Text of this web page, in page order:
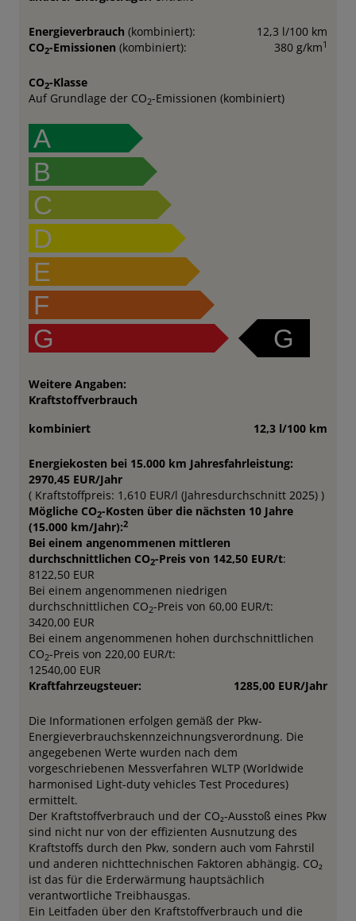
Energieverbrauch (kombiniert):
12,3 l/100 km
CO2-Emissionen (kombiniert): 380 g/km1
CO2-Klasse
Auf Grundlage der CO2-Emissionen (kombiniert)
A
B
C
D
E
F
G
G
Weitere Angaben:
Kraftstoffverbrauch
kombiniert
12,3 l/100 km
Energiekosten bei 15.000 km Jahresfahrleistung:
2970,45 EUR/Jahr
( Kraftstoffpreis: 1,610 EUR/l (Jahresdurchschnitt 2025) )
Mögliche CO2-Kosten über die nächsten 10 Jahre
(15.000 km/Jahr):2
Bei einem angenommenen mittleren
durchschnittlichen CO2-Preis von 142,50 EUR/t:
8122,50 EUR
Bei einem angenommenen niedrigen
durchschnittlichen CO2-Preis von 60,00 EUR/t:
3420,00 EUR
Bei einem angenommenen hohen durchschnittlichen
CO2-Preis von 220,00 EUR/t:
12540,00 EUR
Kraftfahrzeugsteuer:
1285,00 EUR/Jahr
Die Informationen erfolgen gemäß der Pkw-
Energieverbrauchskennzeichnungsverordnung. Die
angegebenen Werte wurden nach dem
vorgeschriebenen Messverfahren WLTP (Worldwide
harmonised Light-duty vehicles Test Procedures)
ermittelt.
Der Kraftstoffverbrauch und der CO₂-Ausstoß eines Pkw
sind nicht nur von der effizienten Ausnutzung des
Kraftstoffs durch den Pkw, sondern auch vom Fahrstil
und anderen nichttechnischen Faktoren abhängig. CO₂
ist das für die Erderwärmung hauptsächlich
verantwortliche Treibhausgas.
Ein Leitfaden über den Kraftstoffverbrauch und die